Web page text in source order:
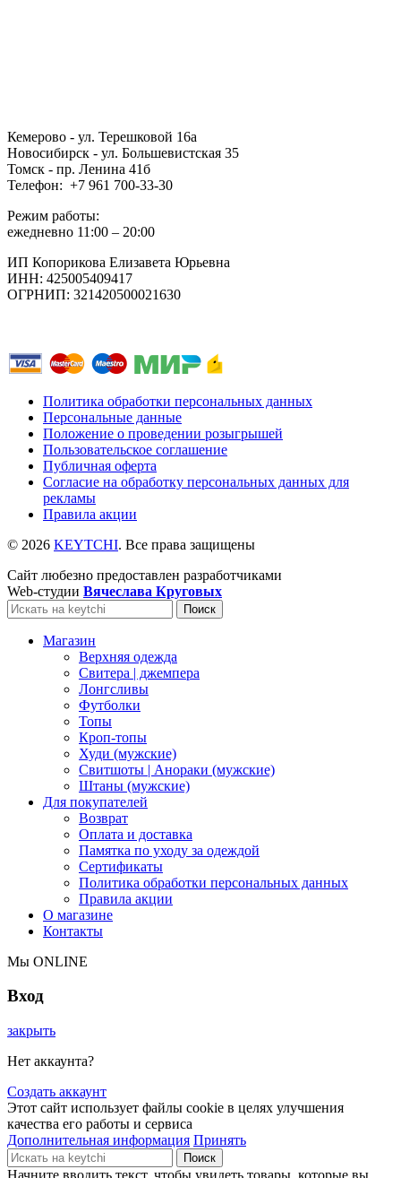
Кемерово - ул. Терешковой 16а
Новосибирск - ул. Большевистская 35
Томск - пр. Ленина 41б
Телефон: +7 961 700-33-30
Режим работы:
ежедневно 11:00 – 20:00
ИП Копорикова Елизавета Юрьевна
ИНН: 425005409417
ОГРНИП: 321420500021630
Политика обработки персональных данных
Персональные данные
Положение о проведении розыгрышей
Пользовательское соглашение
Публичная оферта
Согласие на обработку персональных данных для
рекламы
Правила акции
© 2026 KEYTCHI. Все права защищены
Сайт любезно предоставлен разработчиками
Web-студии Вячеслава Круговых
Поиск
Магазин
Верхняя одежда
Свитера | джемпера
Лонгсливы
Футболки
Топы
Кроп-топы
Худи (мужские)
Свитшоты | Анораки (мужские)
Штаны (мужские)
Для покупателей
Возврат
Оплата и доставка
Памятка по уходу за одеждой
Сертификаты
Политика обработки персональных данных
Правила акции
О магазине
Контакты
Мы ONLINE
Вход
закрыть
Нет аккаунта?
Создать аккаунт
Этот сайт использует файлы cookie в целях улучшения
качества его работы и сервиса
Дополнительная информация Принять
Поиск
Начните вводить текст, чтобы увидеть товары, которые вы